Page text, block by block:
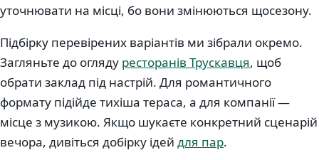
уточнювати на місці, бо вони змінюються щосезону.
Підбірку перевірених варіантів ми зібрали окремо.
Загляньте до огляду ресторанів Трускавця, щоб
обрати заклад під настрій. Для романтичного
формату підійде тихіша тераса, а для компанії —
місце з музикою. Якщо шукаєте конкретний сценарій
вечора, дивіться добірку ідей для пар.